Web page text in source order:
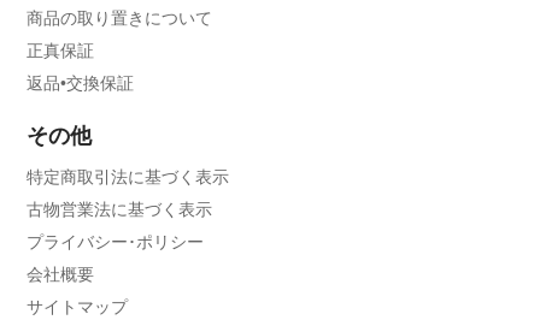
商品の取り置きについて
正真保証
返品•交換保証
その他
特定商取引法に基づく表示
古物営業法に基づく表示
プライバシー･ポリシー
会社概要
サイトマップ